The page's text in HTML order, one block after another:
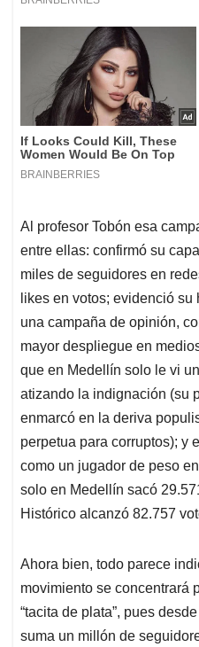
Al profesor Tobón esa
entre ellas: confirmó su
miles de seguidores en
likes en votos; evidenció
una campaña de opinión,
mayor despliegue en
que en Medellín solo le vi
atizando la indignación (su
enmarcó en la deriva
perpetua para corruptos); y
como un jugador de peso
solo en Medellín sacó
Histórico alcanzó 82.757
Ahora bien, todo parece
movimiento se concentrará
“tacita de plata”, pues
suma un millón de